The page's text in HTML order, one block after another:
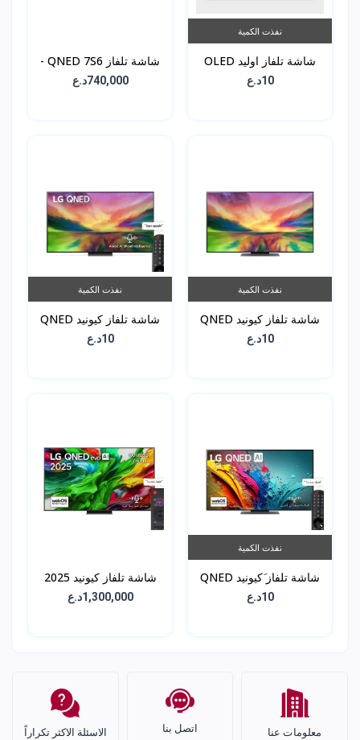
نفذت الكمية
شاشة تلفاز اوليد OLED
10د.ع
شاشة تلفاز QNED 7S6 -
حجم 55 انش -740,000د.ع
نفذت الكمية
شاشة تلفاز كيونيد QNED
10د.ع
نفذت الكمية
شاشة تلفاز كيونيد QNED
10د.ع
نفذت الكمية
شاشة تلفاز َكيونيد QNED
10د.ع
شاشة تلفاز كيونيد 2025
1,300,000د.ع
معلومات عنا اتصل بنا الاسئلة الاكثر تكراراً